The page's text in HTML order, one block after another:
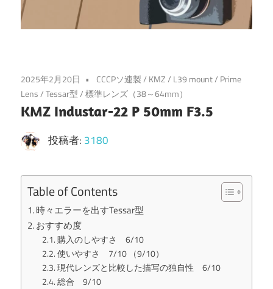
2025年2月20日 CCCPソ連製/ KMZ/ L39 mount/ Prime
Lens/Tessar型/標準レンズ（38～64mm）
KMZ Industar-22 P 50mm F3.5
投稿者: 3180
Table of Contents
時々エラーを出すTessar型
おすすめ度
購入のしやすさ 6/10
使いやすさ 7/10 （9/10）
現代レンズと比較した描写の独自性 6/10
総合 9/10